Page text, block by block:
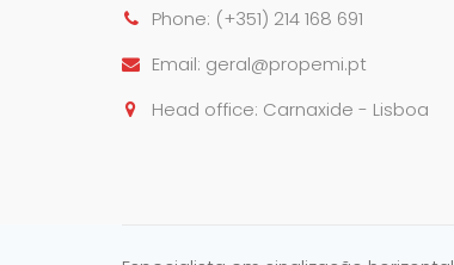
Phone: (+351) 214 168 691
Email: geral@propemi.pt
Head office: Carnaxide - Lisboa